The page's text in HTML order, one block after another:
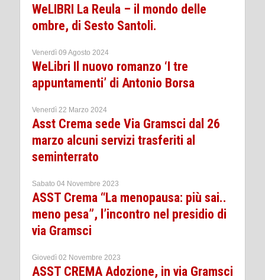
WeLIBRI La Reula – il mondo delle
ombre, di Sesto Santoli.
Venerdì 09 Agosto 2024
WeLibri Il nuovo romanzo ‘I tre
appuntamenti’ di Antonio Borsa
Venerdì 22 Marzo 2024
Asst Crema sede Via Gramsci dal 26
marzo alcuni servizi trasferiti al
seminterrato
Sabato 04 Novembre 2023
ASST Crema “La menopausa: più sai..
meno pesa”, l’incontro nel presidio di
via Gramsci
Giovedì 02 Novembre 2023
ASST CREMA Adozione, in via Gramsci